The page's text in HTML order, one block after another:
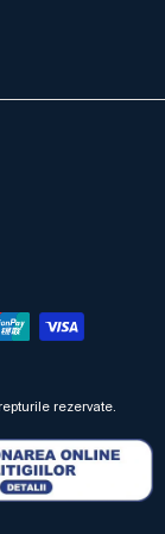
rezervate.